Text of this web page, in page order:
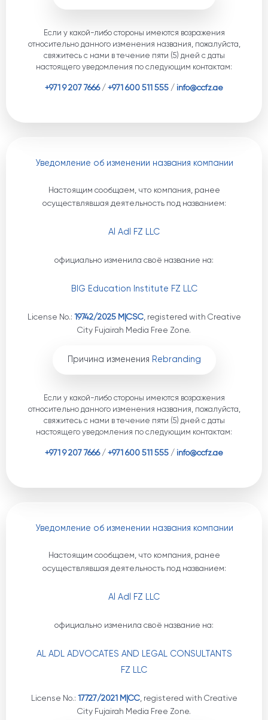
Если у какой-либо стороны имеются возражения
относительно данного изменения названия, пожалуйста,
свяжитесь с нами в течение пяти (5) дней с даты
настоящего уведомления по следующим контактам:
+971 9 207 7666/ +971 600 511 555 / info@ccfz.ae
Уведомление об изменении названия компании
Настоящим сообщаем, что компания, ранее
осуществлявшая деятельность под названием:
Al Adl FZ LLC
официально изменила своё название на:
BIG Education Institute FZ LLC
License No.: 19742/2025 M|CSC, registered with Creative
City Fujairah Media Free Zone.
Причина изменения Rebranding
Если у какой-либо стороны имеются возражения
относительно данного изменения названия, пожалуйста,
свяжитесь с нами в течение пяти (5) дней с даты
настоящего уведомления по следующим контактам:
+971 9 207 7666/ +971 600 511 555 / info@ccfz.ae
Уведомление об изменении названия компании
Настоящим сообщаем, что компания, ранее
осуществлявшая деятельность под названием:
Al Adl FZ LLC
официально изменила своё название на:
AL ADL ADVOCATES AND LEGAL CONSULTANTS
FZ LLC
License No.: 17727/2021 M|CC, registered with Creative
City Fujairah Media Free Zone.